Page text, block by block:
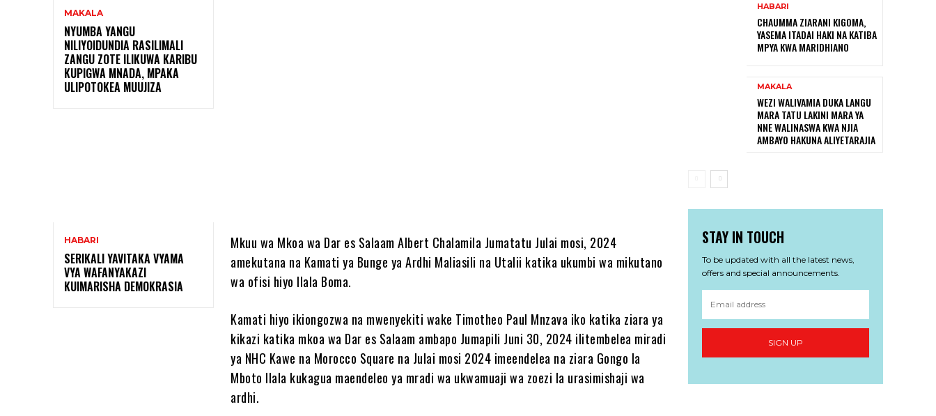
MAKALA
NYUMBA YANGU
NILIYOIDUNDIA RASILIMALI
ZANGU ZOTE ILIKUWA KARIBU
KUPIGWA MNADA, MPAKA
ULIPOTOKEA MUUJIZA
HABARI
SERIKALI YAVITAKA VYAMA
VYA WAFANYAKAZI
KUIMARISHA DEMOKRASIA
Mkuu wa Mkoa wa Dar es Salaam Albert Chalamila Jumatatu Julai mosi, 2024
amekutana na Kamati ya Bunge ya Ardhi Maliasili na Utalii katika ukumbi wa mikutano
wa ofisi hiyo Ilala Boma.
Kamati hiyo ikiongozwa na mwenyekiti wake Timotheo Paul Mnzava iko katika ziara ya
kikazi katika mkoa wa Dar es Salaam ambapo Jumapili Juni 30, 2024 ilitembelea miradi
ya NHC Kawe na Morocco Square na Julai mosi 2024 imeendelea na ziara Gongo la
Mboto Ilala kukagua maendeleo ya mradi wa ukwamuaji wa zoezi la urasimishaji wa
ardhi.
HABARI
CHAUMMA ZIARANI KIGOMA,
YASEMA ITADAI HAKI NA KATIBA
MPYA KWA MARIDHIANO
MAKALA
WEZI WALIVAMIA DUKA LANGU
MARA TATU LAKINI MARA YA
NNE WALINASWA KWA NJIA
AMBAYO HAKUNA ALIYETARAJIA
STAY IN TOUCH
To be updated with all the latest news,
offers and special announcements.
SIGN UP